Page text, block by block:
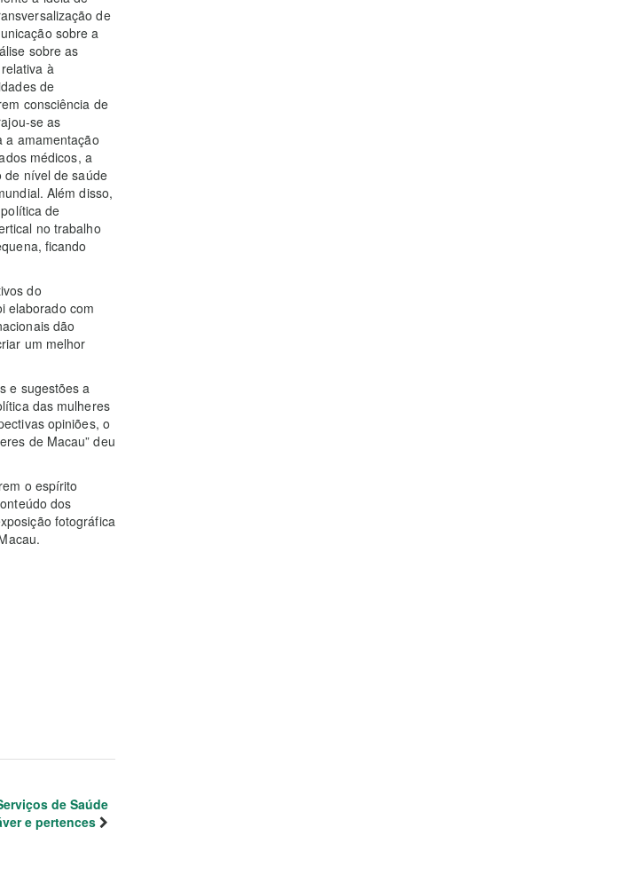
de
sobre a
sobre as
à
de
consciência de
se as
a amamentação
médicos, a
de nível de saúde
Além disso,
de
no trabalho
ficando
do
elaborado com
dão
um melhor
e sugestões a
das mulheres
opiniões, o
de Macau” deu
o espírito
dos
fotográfica
de Saúde
e pertences